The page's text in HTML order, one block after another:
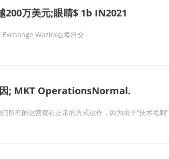
万美元;眼睛$ 1b IN2021
Wazirx在每日交
因; MKT OperationsNormal.
所有的运营都在正常的方式运作，因为由于“技术毛刺”